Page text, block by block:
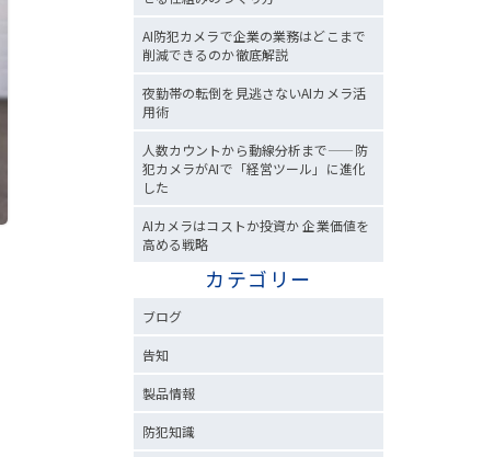
AI防犯カメラで企業の業務はどこまで
削減できるのか徹底解説
夜勤帯の転倒を見逃さないAIカメラ活
用術
人数カウントから動線分析まで——防
犯カメラがAIで「経営ツール」に進化
した
AIカメラはコストか投資か 企業価値を
高める戦略
カテゴリー
ブログ
告知
製品情報
防犯知識